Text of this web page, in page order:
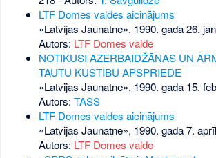
LTF Domes valdes aicinājums
«Latvijas Jaunatne», 1990. gada 26.
Autors: LTF Domes valde
NOTIKUSI AZERBAIDŽĀNAS UN
TAUTU KUSTĪBU APSPRIEDE
«Latvijas Jaunatne», 1990. gada 15.
Autors: TASS
LTF Domes valdes aicinājums
«Latvijas Jaunatne», 1990. gada 7.
Autors: LTF Domes valde